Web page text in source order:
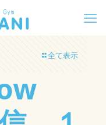
全て表示